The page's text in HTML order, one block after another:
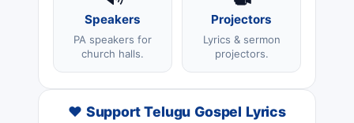
Speakers
PA speakers for
church halls.
Projectors
Lyrics & sermon
projectors.
❤️ Support Telugu Gospel Lyrics